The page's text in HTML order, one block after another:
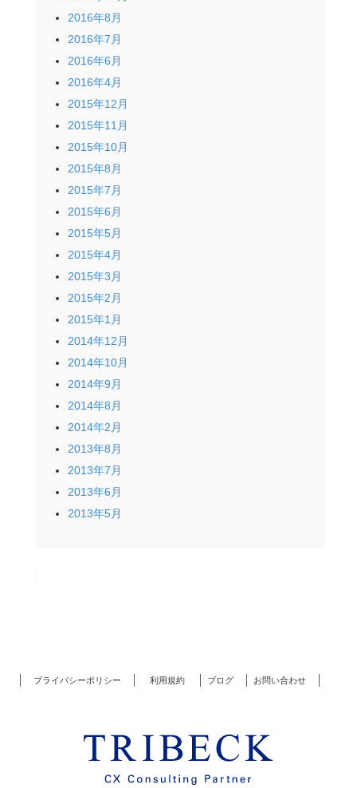
2016年8月
2016年7月
2016年6月
2016年4月
2015年12月
2015年11月
2015年10月
2015年8月
2015年7月
2015年6月
2015年5月
2015年4月
2015年3月
2015年2月
2015年1月
2014年12月
2014年10月
2014年9月
2014年8月
2014年2月
2013年8月
2013年7月
2013年6月
2013年5月
プライバシーポリシー 利用規約 ブログ お問い合わせ